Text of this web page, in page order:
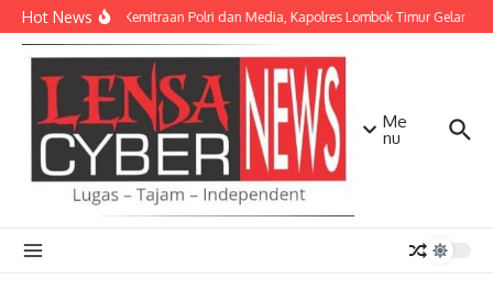
Lewati ke konten
Hot NewsPerkuat Kemitraan Polri dan Media, Kapolres Lombok Timur Gelar
Me
nu